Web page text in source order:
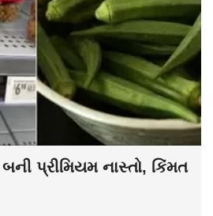
બની પ્રીમિયમ નાસ્તો, કિંમત